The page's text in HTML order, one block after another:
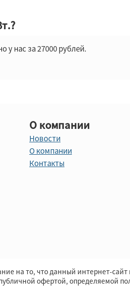
у нас за 27000 рублей.
О компании
Новости
О компании
Контакты
на то, что данный интернет-
офертой, определяемой